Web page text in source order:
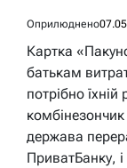
Оприлюднено
Картка
батькам
потрібно
держава
ПриватБанку,